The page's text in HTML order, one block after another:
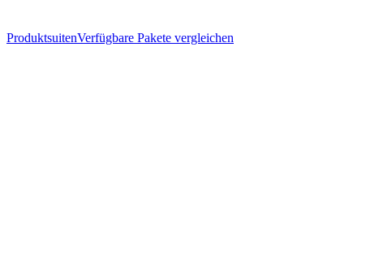
ProduktsuitenVerfügbare Pakete vergleichen